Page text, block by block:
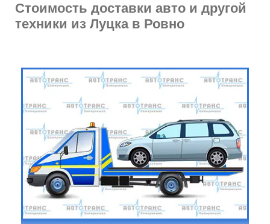
Стоимость доставки авто и другой
техники из Луцка в Ровно